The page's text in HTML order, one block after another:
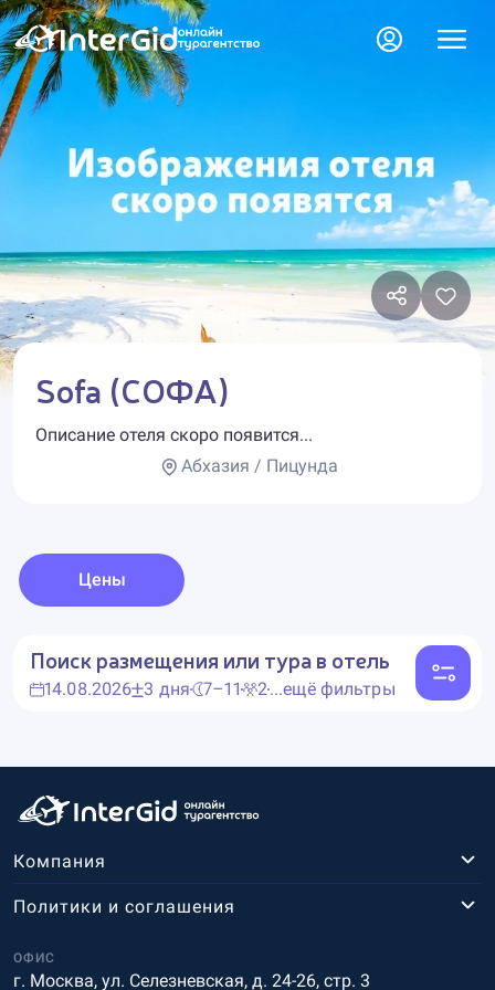
Sofa (СОФА)
Описание отеля скоро появится...
Абхазия / Пицунда
Цены
Поиск размещения или тура в отель
14.08.2026 3 дня 7–11 2...ещё фильтры
Компания
ОФИС
г. Москва, ул. Селезневская, д. 24-26, стр. 3
Политики и соглашения